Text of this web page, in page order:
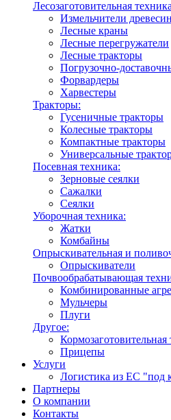
Лесозаготовительная
Измельчители
Лесные краны
Лесные перегружатели
Лесные тракторы
Погрузочно-
Форвардеры
Харвестеры
Тракторы:
Гусеничные тракторы
Колесные тракторы
Компактные тракторы
Универсальные
Посевная техника:
Зерновые сеялки
Сажалки
Сеялки
Уборочная техника:
Жатки
Комбайны
Опрыскивательная и
Опрыскиватели
Почвообрабатывающая
Комбинированные
Мульчеры
Плуги
Другое:
Кормозаготовительная
Прицепы
Услуги
Логистика из ЕС "под
Партнеры
О компании
Контакты